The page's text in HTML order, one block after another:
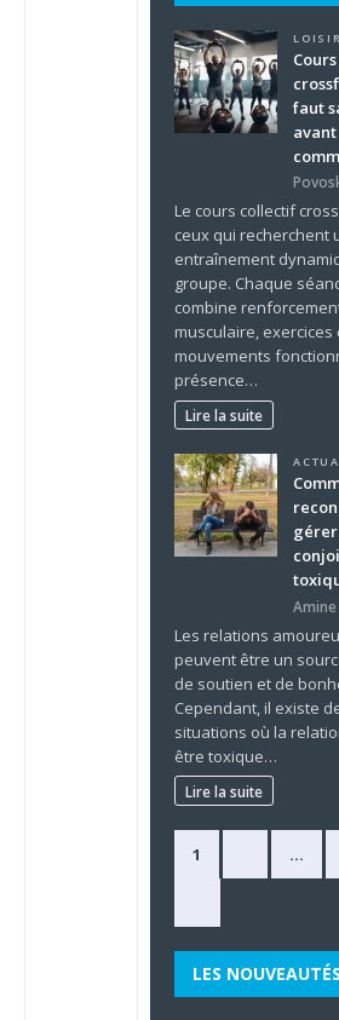
faut
Le cours collectif
ceux qui recherchent
entraînement
groupe. Chaque
combine
musculaire, exercices
mouvements
présence…
Lire la suite
gérer
Amine
Les relations
peuvent être un
de soutien et de
Cependant, il existe
situations où la
être toxique…
Lire la suite
1 …
LES NOUVEAUTÉS